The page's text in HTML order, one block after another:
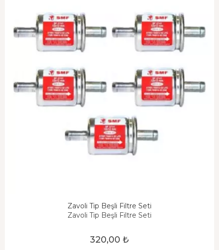
Zavoli Tip Beşli Filtre Seti
Zavoli Tip Beşli Filtre Seti
320,00 ₺